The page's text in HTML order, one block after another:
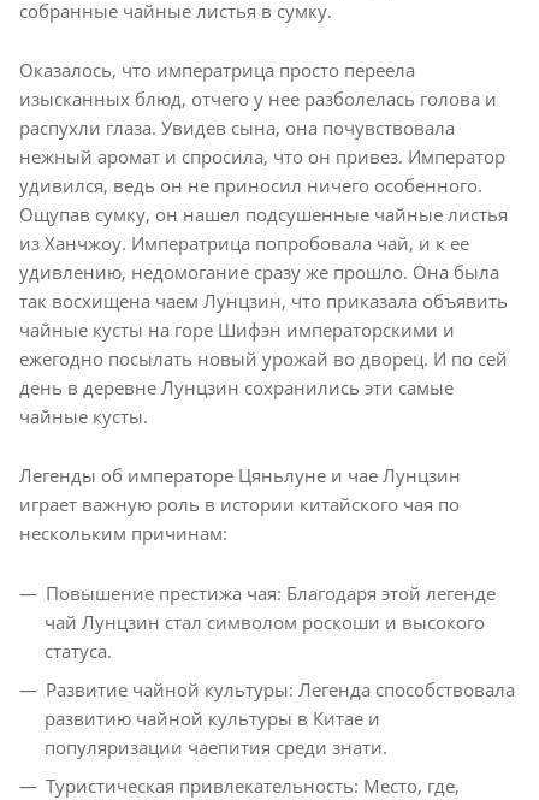
собранные чайные листья в сумку.
Оказалось, что императрица просто переела
изысканных блюд, отчего у нее разболелась голова и
распухли глаза. Увидев сына, она почувствовала
нежный аромат и спросила, что он привез. Император
удивился, ведь он не приносил ничего особенного.
Ощупав сумку, он нашел подсушенные чайные листья
из Ханчжоу. Императрица попробовала чай, и к ее
удивлению, недомогание сразу же прошло. Она была
так восхищена чаем Лунцзин, что приказала объявить
чайные кусты на горе Шифэн императорскими и
ежегодно посылать новый урожай во дворец. И по сей
день в деревне Лунцзин сохранились эти самые
чайные кусты.
Легенды об императоре Цяньлуне и чае Лунцзин
играет важную роль в истории китайского чая по
нескольким причинам:
Повышение престижа чая: Благодаря этой легенде
чай Лунцзин стал символом роскоши и высокого
статуса.
Развитие чайной культуры: Легенда способствовала
развитию чайной культуры в Китае и
популяризации чаепития среди знати.
Туристическая привлекательность: Место, где,